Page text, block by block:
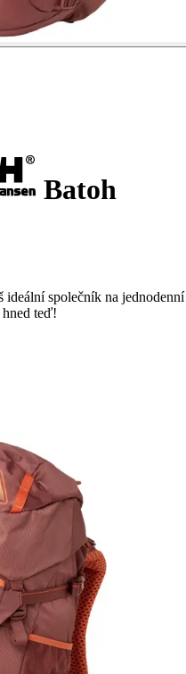
Batoh
ideální společník na jednodenní
teď!